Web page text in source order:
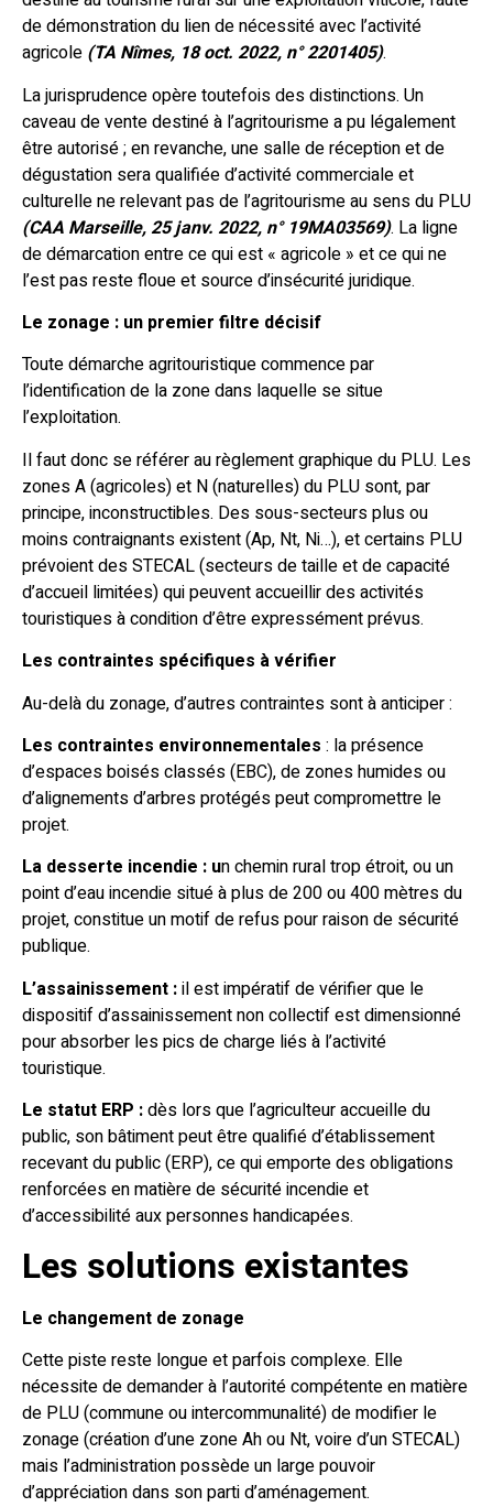
de démonstration du lien de nécessité avec l’activité
agricole (TA Nîmes, 18 oct. 2022, n° 2201405).
La jurisprudence opère toutefois des distinctions. Un
caveau de vente destiné à l’agritourisme a pu légalement
être autorisé ; en revanche, une salle de réception et de
dégustation sera qualifiée d’activité commerciale et
culturelle ne relevant pas de l’agritourisme au sens du PLU
(CAA Marseille, 25 janv. 2022, n° 19MA03569). La ligne
de démarcation entre ce qui est « agricole » et ce qui ne
l’est pas reste floue et source d’insécurité juridique.
Le zonage : un premier filtre décisif
Toute démarche agritouristique commence par
l’identification de la zone dans laquelle se situe
l’exploitation.
Il faut donc se référer au règlement graphique du PLU. Les
zones A (agricoles) et N (naturelles) du PLU sont, par
principe, inconstructibles. Des sous-secteurs plus ou
moins contraignants existent (Ap, Nt, Ni…), et certains PLU
prévoient des STECAL (secteurs de taille et de capacité
d’accueil limitées) qui peuvent accueillir des activités
touristiques à condition d’être expressément prévus.
Les contraintes spécifiques à vérifier
Au-delà du zonage, d’autres contraintes sont à anticiper :
Les contraintes environnementales : la présence
d’espaces boisés classés (EBC), de zones humides ou
d’alignements d’arbres protégés peut compromettre le
projet.
La desserte incendie : un chemin rural trop étroit, ou un
point d’eau incendie situé à plus de 200 ou 400 mètres du
projet, constitue un motif de refus pour raison de sécurité
publique.
L’assainissement :il est impératif de vérifier que le
dispositif d’assainissement non collectif est dimensionné
pour absorber les pics de charge liés à l’activité
touristique.
Le statut ERP :dès lors que l’agriculteur accueille du
public, son bâtiment peut être qualifié d’établissement
recevant du public (ERP), ce qui emporte des obligations
renforcées en matière de sécurité incendie et
d’accessibilité aux personnes handicapées.
Les solutions existantes
Le changement de zonage
Cette piste reste longue et parfois complexe. Elle
nécessite de demander à l’autorité compétente en matière
de PLU (commune ou intercommunalité) de modifier le
zonage (création d’une zone Ah ou Nt, voire d’un STECAL)
mais l’administration possède un large pouvoir
d’appréciation dans son parti d’aménagement.